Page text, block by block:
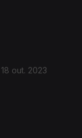
18 out. 2023